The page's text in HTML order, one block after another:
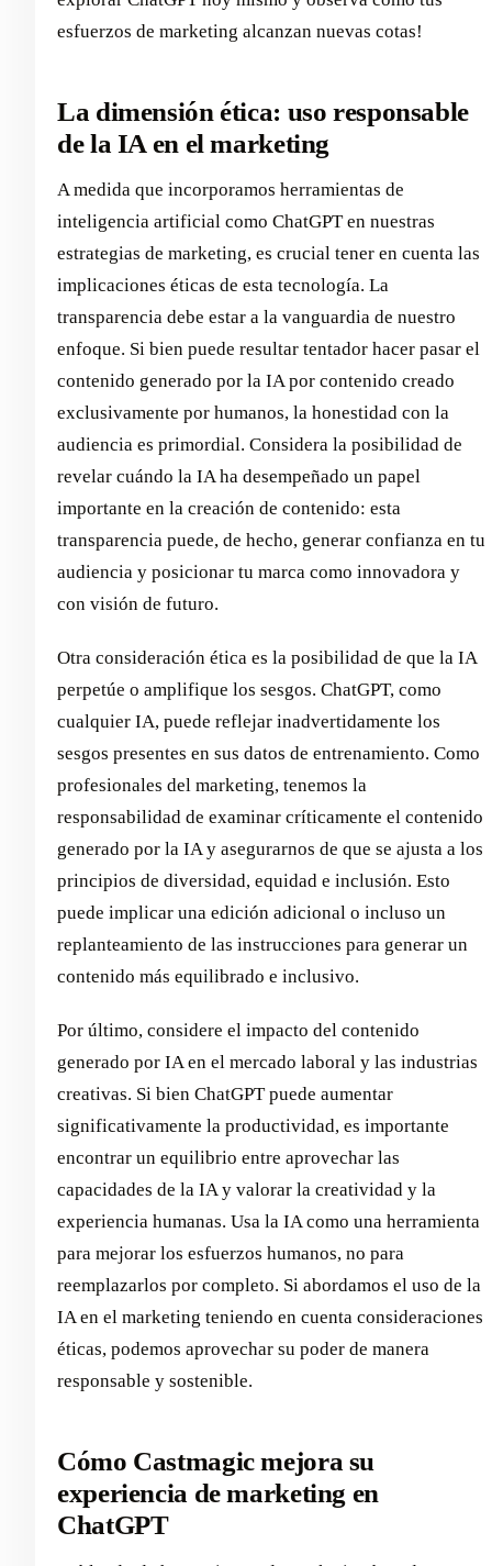
esfuerzos de marketing alcanzan nuevas cotas!
La dimensión ética: uso responsable
de la IA en el marketing
A medida que incorporamos herramientas de
inteligencia artificial como ChatGPT en nuestras
estrategias de marketing, es crucial tener en cuenta las
implicaciones éticas de esta tecnología. La
transparencia debe estar a la vanguardia de nuestro
enfoque. Si bien puede resultar tentador hacer pasar el
contenido generado por la IA por contenido creado
exclusivamente por humanos, la honestidad con la
audiencia es primordial. Considera la posibilidad de
revelar cuándo la IA ha desempeñado un papel
importante en la creación de contenido: esta
transparencia puede, de hecho, generar confianza en tu
audiencia y posicionar tu marca como innovadora y
con visión de futuro.
Otra consideración ética es la posibilidad de que la IA
perpetúe o amplifique los sesgos. ChatGPT, como
cualquier IA, puede reflejar inadvertidamente los
sesgos presentes en sus datos de entrenamiento. Como
profesionales del marketing, tenemos la
responsabilidad de examinar críticamente el contenido
generado por la IA y asegurarnos de que se ajusta a los
principios de diversidad, equidad e inclusión. Esto
puede implicar una edición adicional o incluso un
replanteamiento de las instrucciones para generar un
contenido más equilibrado e inclusivo.
Por último, considere el impacto del contenido
generado por IA en el mercado laboral y las industrias
creativas. Si bien ChatGPT puede aumentar
significativamente la productividad, es importante
encontrar un equilibrio entre aprovechar las
capacidades de la IA y valorar la creatividad y la
experiencia humanas. Usa la IA como una herramienta
para mejorar los esfuerzos humanos, no para
reemplazarlos por completo. Si abordamos el uso de la
IA en el marketing teniendo en cuenta consideraciones
éticas, podemos aprovechar su poder de manera
responsable y sostenible.
Cómo Castmagic mejora su
experiencia de marketing en
ChatGPT